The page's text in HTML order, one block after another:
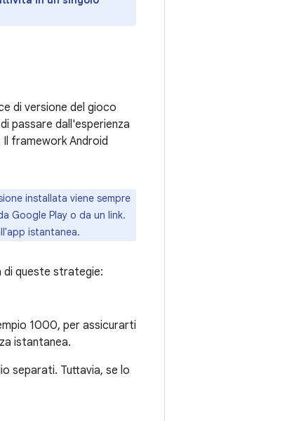
di versione del gioco
passare dall'esperienza
framework Android
installata viene sempre
Google Play o da un link.
istantanea.
di queste strategie:
1000, per assicurarti
istantanea.
separati. Tuttavia, se lo